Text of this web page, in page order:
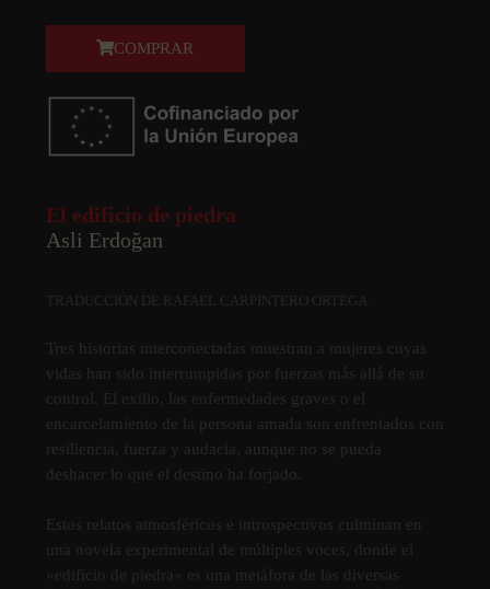
COMPRAR
El edificio de piedra
Asli Erdoğan
TRADUCCIÓN DE RAFAEL CARPINTERO ORTEGA
Tres historias interconectadas muestran a mujeres cuyas
vidas han sido interrumpidas por fuerzas más allá de su
control. El exilio, las enfermedades graves o el
encarcelamiento de la persona amada son enfrentados con
resiliencia, fuerza y audacia, aunque no se pueda
deshacer lo que el destino ha forjado.
Estos relatos atmosféricos e introspectivos culminan en
una novela experimental de múltiples voces, donde el
«edificio de piedra» es una metáfora de las diversas